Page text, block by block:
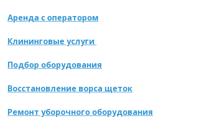
Аренда с оператором
Клининговые услуги
Подбор оборудования
Восстановление ворса щеток
Ремонт уборочного оборудования